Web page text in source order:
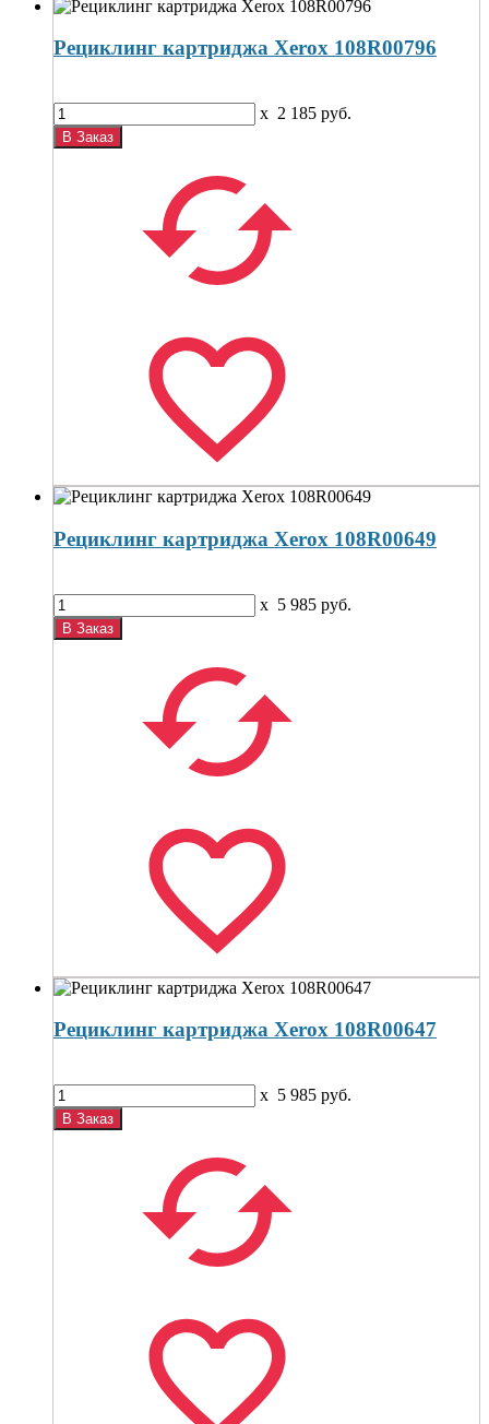
Рециклинг картриджа Xerox 108R00796
x 2 185 руб.
Рециклинг картриджа Xerox 108R00649
x 5 985 руб.
Рециклинг картриджа Xerox 108R00647
x 5 985 руб.